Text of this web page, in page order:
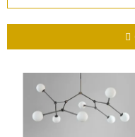
z
n